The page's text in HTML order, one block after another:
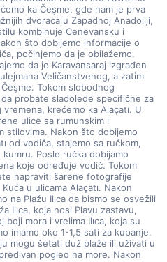
ka Čeşme, gde nam je prva
dvoraca u Zapadnoj Anadoliji,
kombinuje Cenevansku i
što dobijemo informacije o
počinjemo da je obilažemo.
da je Karavansaraj izgrađen
Veličanstvenog, a zatim
Tokom slobodnog
probate sladolede specifične za
krećemo ka Alaçatı. U
ulice sa rumunskim i
stilovima. Nakon što dobijemo
od vodiča, stajemo sa ručkom,
Posle ručka dobijamo
koje određuje vodič. Tokom
napraviti šarene fotografije
u ulicama Alaçatı. Nakon
na Plažu Ilıca da bismo se osvežili
Ilıca, koja nosi Plavu zastavu,
mora i vrelima Ilıca, koja su
imamo oko 1-1,5 sati za kupanje.
mogu šetati duž plaže ili uživati u
pogled na more. Nakon